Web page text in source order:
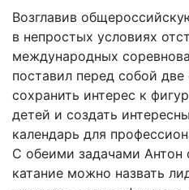
Возглавив
в непростых условиях
международных
поставил перед собой
сохранить интерес к
детей и создать
календарь для
С обеими задачами Антон
катание можно назвать